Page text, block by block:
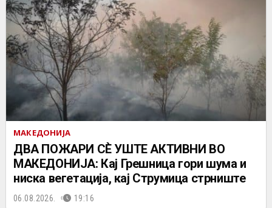
МАКЕДОНИЈА
ДВА ПОЖАРИ СÈ УШТЕ АКТИВНИ ВО
МАКЕДОНИЈА: Кај Грешница гори шума и
ниска вегетација, кај Струмица стрниште
06.08.2026. 19:16